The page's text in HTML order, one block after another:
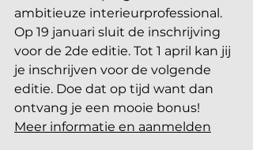
ambitieuze interieurprofessional.
Op 19 januari sluit de inschrijving
voor de 2de editie. Tot 1 april kan jij
je inschrijven voor de volgende
editie. Doe dat op tijd want dan
ontvang je een mooie bonus!
Meer informatie en aanmelden